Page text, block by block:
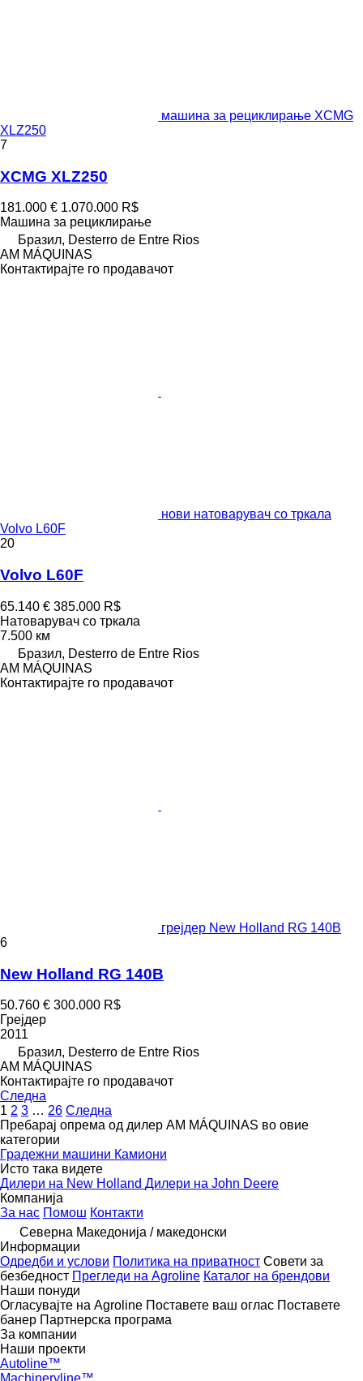
машина за рециклирање XCMG
XLZ250
7
XCMG XLZ250
181.000 € 1.070.000 R$
Машина за рециклирање
Бразил, Desterro de Entre Rios
AM MÁQUINAS
Контактирајте го продавачот
нови натоварувач со тркала
Volvo L60F
20
Volvo L60F
65.140 € 385.000 R$
Натоварувач со тркала
7.500 км
Бразил, Desterro de Entre Rios
AM MÁQUINAS
Контактирајте го продавачот
грејдер New Holland RG 140B
6
New Holland RG 140B
50.760 € 300.000 R$
Грејдер
2011
Бразил, Desterro de Entre Rios
AM MÁQUINAS
Контактирајте го продавачот
Следна
1 2 3 … 26 Следна
Пребарај опрема од дилер AM MÁQUINAS во овие
категории
Градежни машини Камиони
Исто така видете
Дилери на New Holland Дилери на John Deere
Компанија
За нас Помош Контакти
Северна Македонија / македонски
Информации
Одредби и услови Политика на приватност Совети за
безбедност Прегледи на Agroline Каталог на брендови
Наши понуди
Огласувајте на Agroline Поставете ваш оглас Поставете
банер Партнерска програма
За компании
Наши проекти
Autoline™